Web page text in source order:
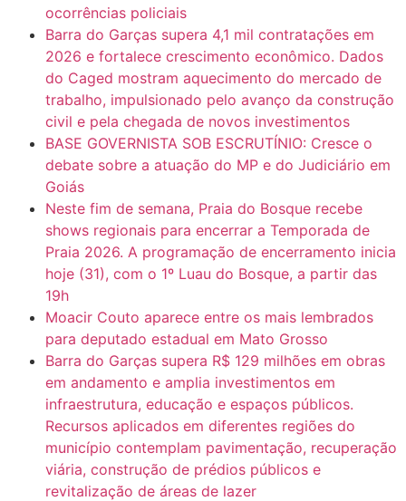
ocorrências policiais
Barra do Garças supera 4,1 mil contratações em
2026 e fortalece crescimento econômico. Dados
do Caged mostram aquecimento do mercado de
trabalho, impulsionado pelo avanço da construção
civil e pela chegada de novos investimentos
BASE GOVERNISTA SOB ESCRUTÍNIO: Cresce o
debate sobre a atuação do MP e do Judiciário em
Goiás
Neste fim de semana, Praia do Bosque recebe
shows regionais para encerrar a Temporada de
Praia 2026. A programação de encerramento inicia
hoje (31), com o 1º Luau do Bosque, a partir das
19h
Moacir Couto aparece entre os mais lembrados
para deputado estadual em Mato Grosso
Barra do Garças supera R$ 129 milhões em obras
em andamento e amplia investimentos em
infraestrutura, educação e espaços públicos.
Recursos aplicados em diferentes regiões do
município contemplam pavimentação, recuperação
viária, construção de prédios públicos e
revitalização de áreas de lazer